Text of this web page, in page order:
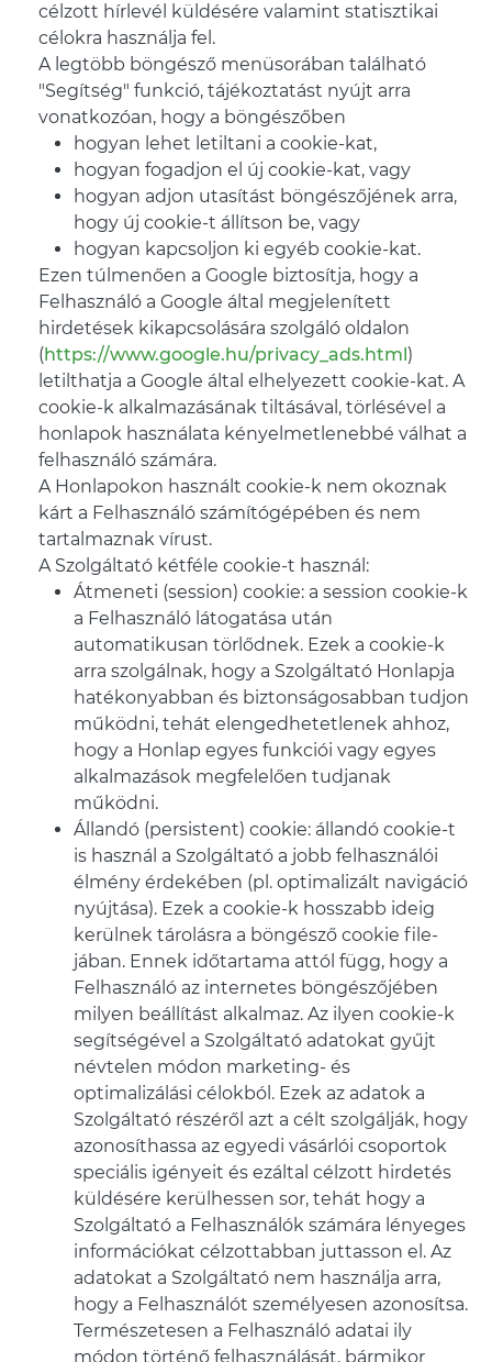
célzott hírlevél küldésére valamint statisztikai
célokra használja fel.
A legtöbb böngésző menüsorában található
"Segítség" funkció, tájékoztatást nyújt arra
vonatkozóan, hogy a böngészőben
hogyan lehet letiltani a cookie-kat,
hogyan fogadjon el új cookie-kat, vagy
hogyan adjon utasítást böngészőjének arra,
hogy új cookie-t állítson be, vagy
hogyan kapcsoljon ki egyéb cookie-kat.
Ezen túlmenően a Google biztosítja, hogy a
Felhasználó a Google által megjelenített
hirdetések kikapcsolására szolgáló oldalon
(https://www.google.hu/privacy_ads.html)
letilthatja a Google által elhelyezett cookie-kat. A
cookie-k alkalmazásának tiltásával, törlésével a
honlapok használata kényelmetlenebbé válhat a
felhasználó számára.
A Honlapokon használt cookie-k nem okoznak
kárt a Felhasználó számítógépében és nem
tartalmaznak vírust.
A Szolgáltató kétféle cookie-t használ:
Átmeneti (session) cookie: a session cookie-k
a Felhasználó látogatása után
automatikusan törlődnek. Ezek a cookie-k
arra szolgálnak, hogy a Szolgáltató Honlapja
hatékonyabban és biztonságosabban tudjon
működni, tehát elengedhetetlenek ahhoz,
hogy a Honlap egyes funkciói vagy egyes
alkalmazások megfelelően tudjanak
működni.
Állandó (persistent) cookie: állandó cookie-t
is használ a Szolgáltató a jobb felhasználói
élmény érdekében (pl. optimalizált navigáció
nyújtása). Ezek a cookie-k hosszabb ideig
kerülnek tárolásra a böngésző cookie file-
jában. Ennek időtartama attól függ, hogy a
Felhasználó az internetes böngészőjében
milyen beállítást alkalmaz. Az ilyen cookie-k
segítségével a Szolgáltató adatokat gyűjt
névtelen módon marketing- és
optimalizálási célokból. Ezek az adatok a
Szolgáltató részéről azt a célt szolgálják, hogy
azonosíthassa az egyedi vásárlói csoportok
speciális igényeit és ezáltal célzott hirdetés
küldésére kerülhessen sor, tehát hogy a
Szolgáltató a Felhasználók számára lényeges
információkat célzottabban juttasson el. Az
adatokat a Szolgáltató nem használja arra,
hogy a Felhasználót személyesen azonosítsa.
Természetesen a Felhasználó adatai ily
módon történő felhasználását, bármikor